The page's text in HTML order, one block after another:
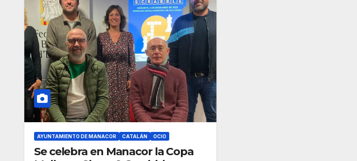
AYUNTAMIENTO DE MANACOR CATALÁN OCIO
Se celebra en Manacor la Copa